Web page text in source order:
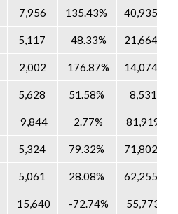
7,956 135.43% 40,935
5,117 48.33% 21,664
2,002 176.87% 14,074
5,628 51.58% 8,531
9,844 2.77% 81,919
5,324 79.32% 71,802
5,061 28.08% 62,255
15,640 -72.74% 55,773